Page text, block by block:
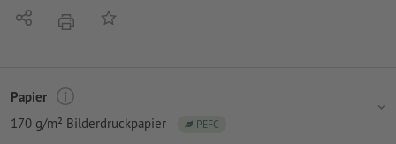
Teilen DruckenAuf die Merkliste
Papier
170 g/m² Bilderdruckpapier
PEFC